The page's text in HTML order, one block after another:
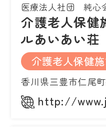
医療法人社団 純心
介護老人保
ルあいあい荘
介護老人保健
香川県三豊市仁尾
http://